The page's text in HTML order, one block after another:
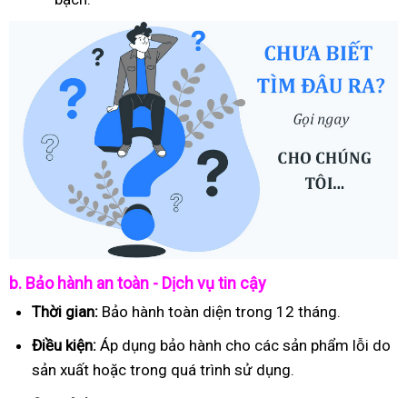
b. Bảo hành an toàn - Dịch vụ tin cậy
Thời gian: Bảo hành toàn diện trong 12 tháng.
Điều kiện: Áp dụng bảo hành cho các sản phẩm lỗi do
sản xuất hoặc trong quá trình sử dụng.